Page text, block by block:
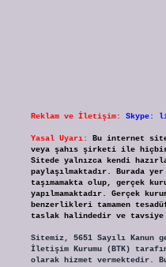
Reklam ve İletişim: Skype:
Yasal Uyarı:
Bu internet
veya şahıs şirketi ile hiçbir
Sitede yalnızca kendi
paylaşılmaktadır. Burada
taşımamakta olup, gerçek
yapılmamaktadır. Gerçek
benzerlikleri tamamen
taslak halindedir ve
Sitemiz, 5651 Sayılı
İletişim Kurumu (BTK)
olarak hizmet vermektedir.